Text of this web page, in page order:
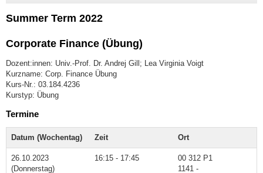
Summer Term 2022
Corporate Finance (Übung)
Dozent:innen: Univ.-Prof. Dr. Andrej Gill; Lea Virginia Voigt
Kurzname: Corp. Finance Übung
Kurs-Nr.: 03.184.4236
Kurstyp: Übung
Termine
Datum (Wochentag) Zeit Ort
26.10.2023
(Donnerstag)
16:15 - 17:45
00 312 P1
1141 -